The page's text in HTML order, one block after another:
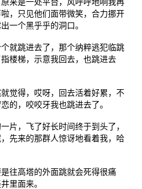
，只见他们面带微笑，合力挪开
一个黑乎乎的洞口。
就跳进去了，那个纳粹逃犯临跳
楼梯，示意我回去，也跳进去
觉得，哎呀，回去活着好累，不
的，咬咬牙我也跳进去了。
片，飞了好长时间终于到头了，
先来的那群人惊讶地看着我，哈
往高塔的外面跳就会死得很痛
里面来。